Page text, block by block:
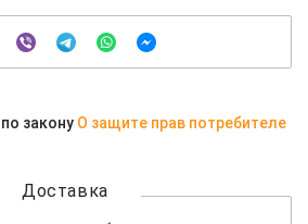
закону О защите прав потребителе
Доставка